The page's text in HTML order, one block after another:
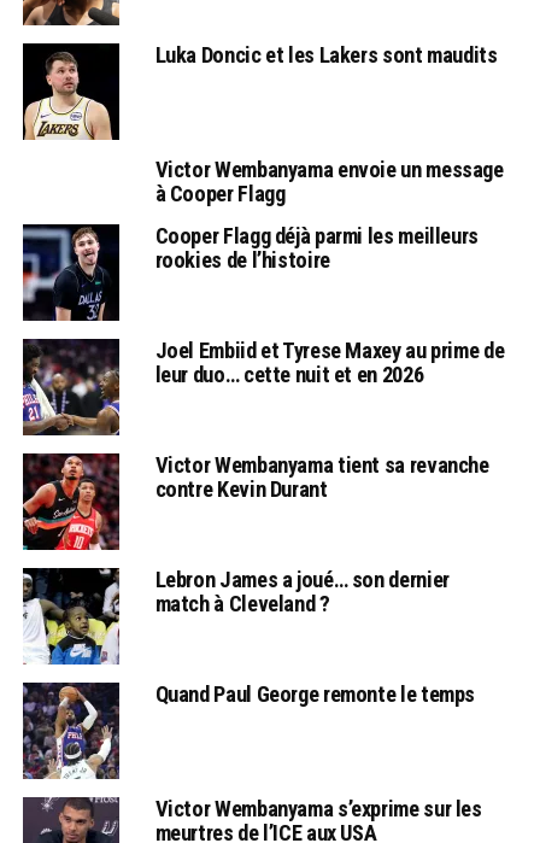
Luka Doncic et les Lakers sont maudits
Victor Wembanyama envoie un message
à Cooper Flagg
Cooper Flagg déjà parmi les meilleurs
rookies de l’histoire
Joel Embiid et Tyrese Maxey au prime de
leur duo… cette nuit et en 2026
Victor Wembanyama tient sa revanche
contre Kevin Durant
Lebron James a joué… son dernier
match à Cleveland ?
Quand Paul George remonte le temps
Victor Wembanyama s’exprime sur les
meurtres de l’ICE aux USA